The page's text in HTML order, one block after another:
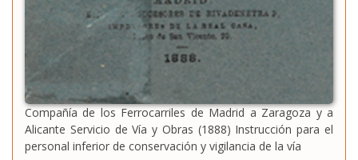
Compañía de los Ferrocarriles de Madrid a Zaragoza y a
Alicante Servicio de Vía y Obras (1888) Instrucción para el
personal inferior de conservación y vigilancia de la vía